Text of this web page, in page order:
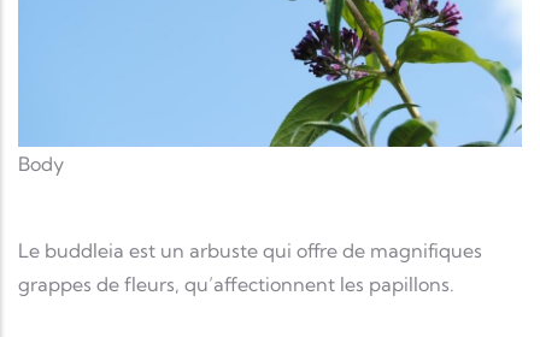
Body
Le buddleia est un arbuste qui offre de magnifiques
grappes de fleurs, qu’affectionnent les papillons.